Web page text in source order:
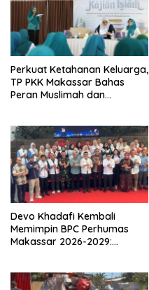
Perkuat Ketahanan Keluarga,
TP PKK Makassar Bahas
Peran Muslimah dan
Devo Khadafi Kembali
Memimpin BPC Perhumas
Makassar 2026-2029:
Multidimensi